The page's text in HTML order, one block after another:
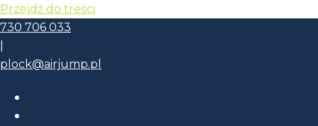
Przejdź do treści
730 706 033
plock@airjump.pl